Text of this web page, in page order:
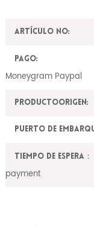
Artículo No:
Pago:
Moneygram Paypal
ProductoOrigen:
Puerto de
Tiempo de espera：
payment